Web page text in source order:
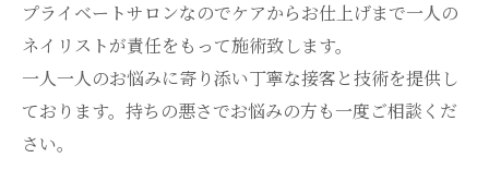
プライベートサロンなのでケアからお仕上げまで一人の
ネイリストが責任をもって施術致します。
一人一人のお悩みに寄り添い丁寧な接客と技術を提供し
ております。持ちの悪さでお悩みの方も一度ご相談くだ
さい。